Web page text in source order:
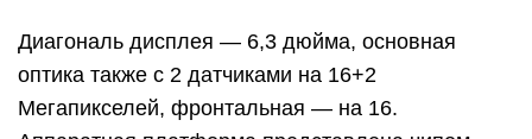
Диагональ дисплея — 6,3 дюйма, основная
оптика также с 2 датчиками на 16+2
Мегапикселей, фронтальная — на 16.